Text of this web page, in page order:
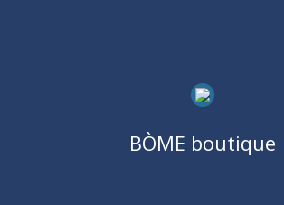
BÒME boutique